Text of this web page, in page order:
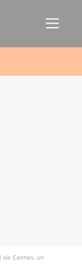
de Cannes, un